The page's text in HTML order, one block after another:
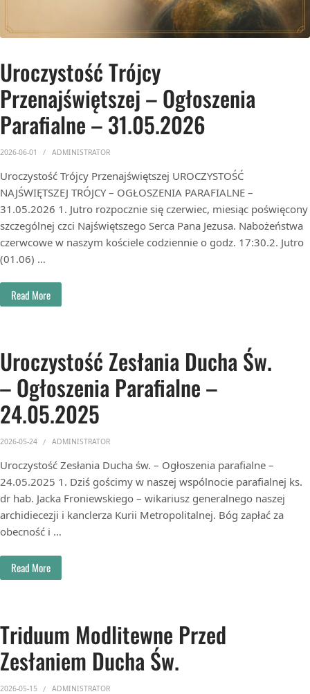
Uroczystość Trójcy
Przenajświętszej – Ogłoszenia
Parafialne – 31.05.2026
2026-06-01 ADMINISTRATOR
Uroczystość Trójcy Przenajświętszej UROCZYSTOŚĆ
NAJŚWIĘTSZEJ TRÓJCY – OGŁOSZENIA PARAFIALNE –
31.05.2026 1. Jutro rozpocznie się czerwiec, miesiąc poświęcony
szczególnej czci Najświętszego Serca Pana Jezusa. Nabożeństwa
czerwcowe w naszym kościele codziennie o godz. 17:30.2. Jutro
(01.06) …
Read More
Uroczystość Zesłania Ducha Św.
– Ogłoszenia Parafialne –
24.05.2025
2026-05-24 ADMINISTRATOR
Uroczystość Zesłania Ducha św. – Ogłoszenia parafialne –
24.05.2025 1. Dziś gościmy w naszej wspólnocie parafialnej ks.
dr hab. Jacka Froniewskiego – wikariusz generalnego naszej
archidiecezji i kanclerza Kurii Metropolitalnej. Bóg zapłać za
obecność i …
Read More
Triduum Modlitewne Przed
Zesłaniem Ducha Św.
2026-05-15 ADMINISTRATOR